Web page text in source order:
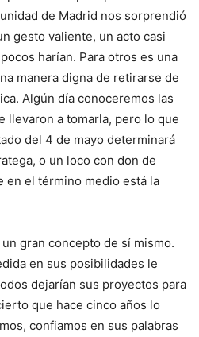
de Madrid nos sorprendió
gesto valiente, un acto casi
harían. Para otros es una
manera digna de retirarse de
Algún día conoceremos las
llevaron a tomarla, pero lo que
del 4 de mayo determinará
o un loco con don de
en el término medio está la
gran concepto de sí mismo.
en sus posibilidades le
dejarían sus proyectos para
que hace cinco años lo
confiamos en sus palabras